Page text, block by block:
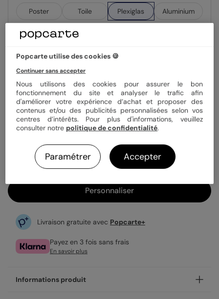
Poster Toile Plexiglas Aluminium
Format
Quantité 1 article
99,90 €
1 format disponible.
Expédition rapide en 48h
Personnaliser
Livraison gratuite avec Popcarte+
Payez en 3 fois sans frais
En savoir plus
Informations produit
Popcarte utilise des cookies 🍪
Continuer sans accepter
Nous utilisons des cookies pour assurer le bon
fonctionnement du site et analyser le trafic afin
d'améliorer votre expérience d’achat et proposer des
contenus et/ou des publicités personnalisées selon vos
centres d’intérêts. Pour plus d'informations, veuillez
consulter notre politique de confidentialité.
Paramétrer Accepter